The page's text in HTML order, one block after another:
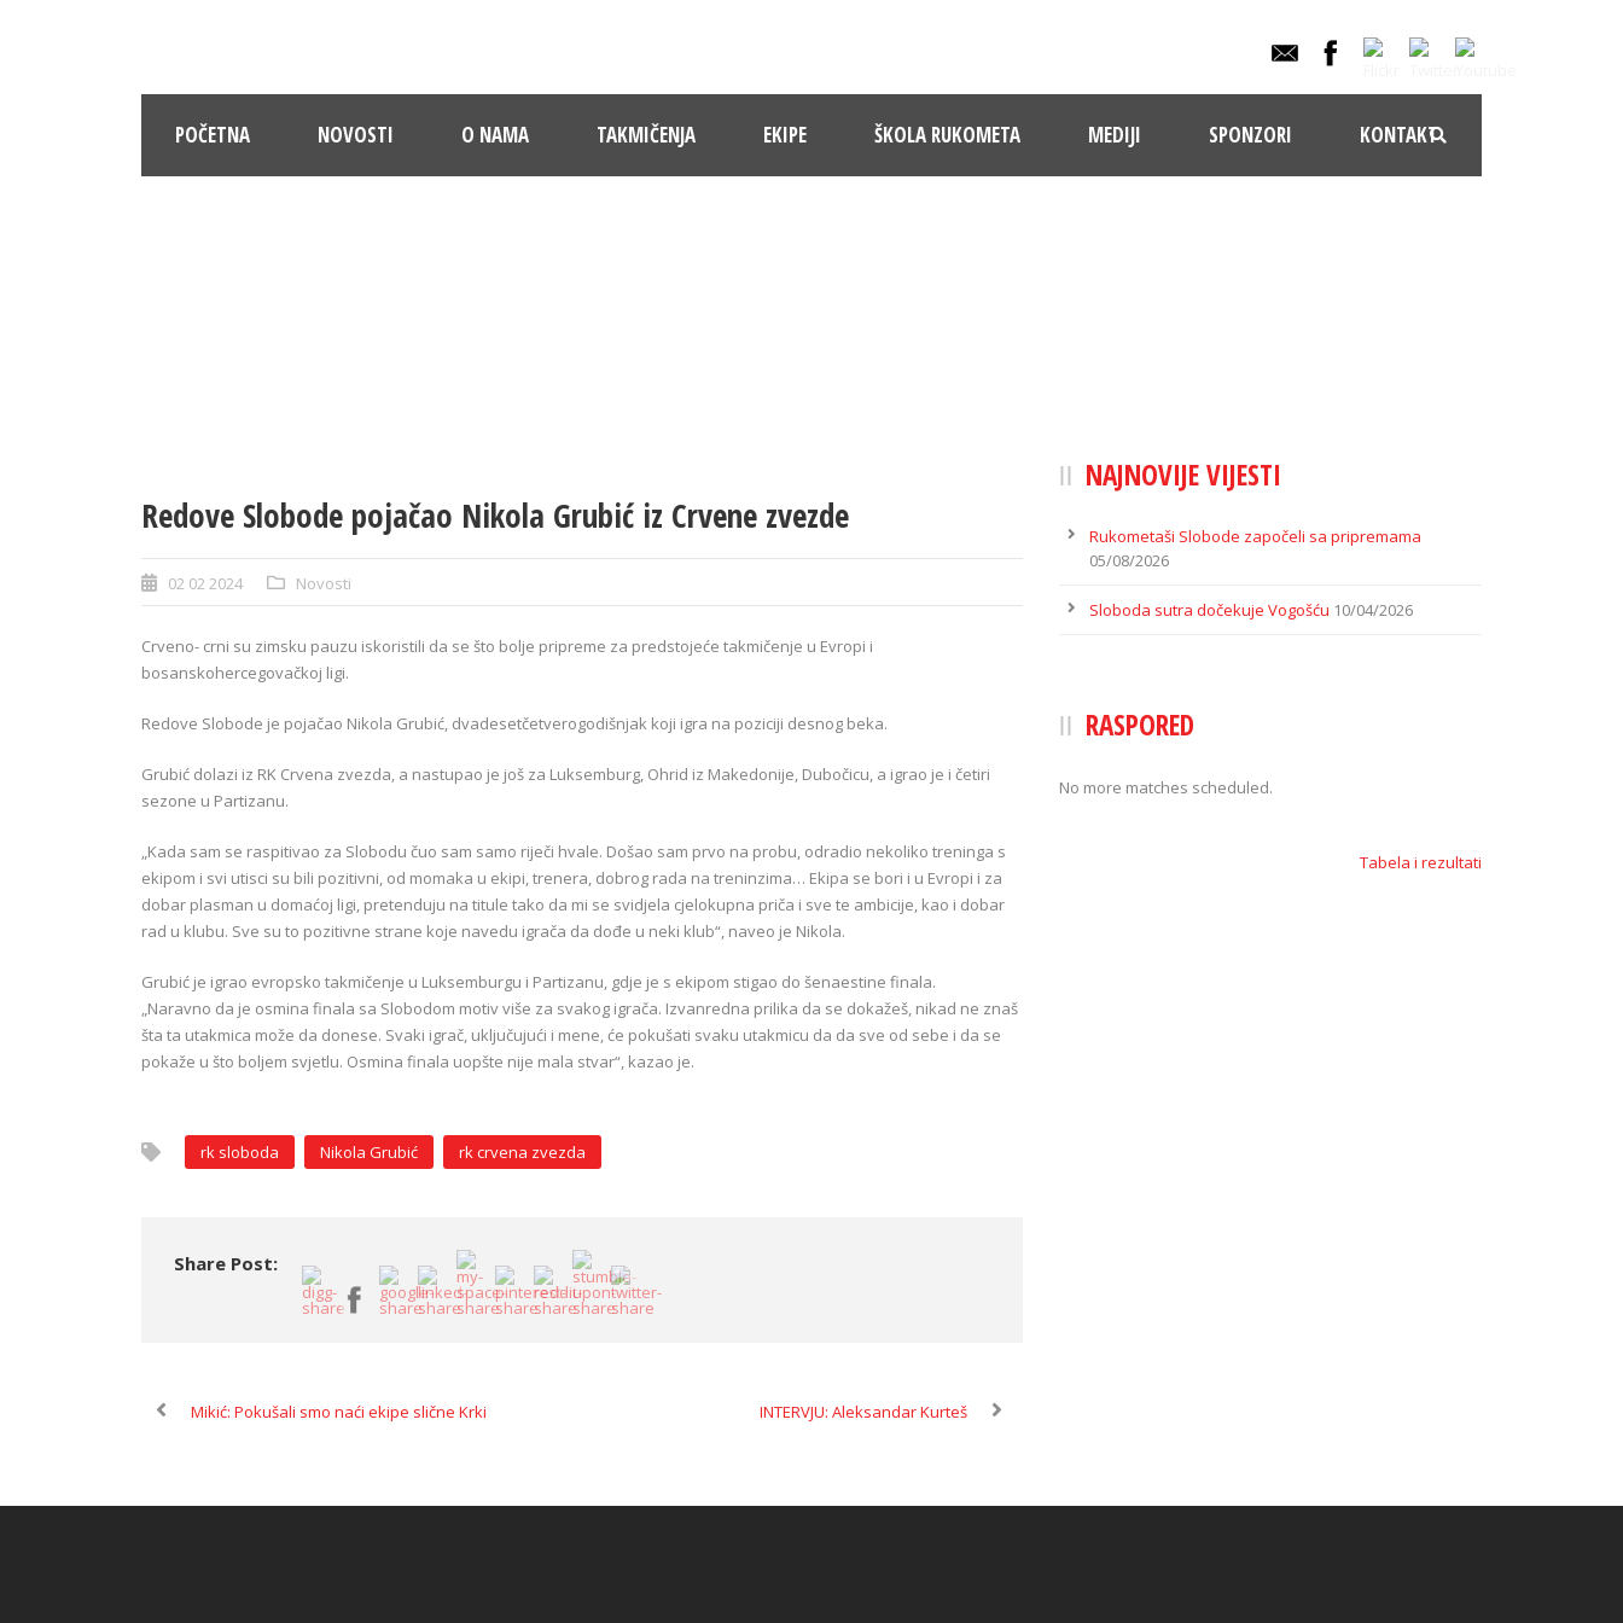
POČETNA NOVOSTI O NAMA TAKMIČENJA EKIPE ŠKOLA RUKOMETA MEDIJI SPONZORI KONTAKT
Redove Slobode pojačao Nikola Grubić iz Crvene zvezde
02 02 2024 Novosti
Crveno- crni su zimsku pauzu iskoristili da se što bolje pripreme za predstojeće takmičenje u Evropi i
bosanskohercegovačkoj ligi.
Redove Slobode je pojačao Nikola Grubić, dvadesetčetverogodišnjak koji igra na poziciji desnog beka.
Grubić dolazi iz RK Crvena zvezda, a nastupao je još za Luksemburg, Ohrid iz Makedonije, Dubočicu, a igrao je i četiri
sezone u Partizanu.
„Kada sam se raspitivao za Slobodu čuo sam samo riječi hvale. Došao sam prvo na probu, odradio nekoliko treninga s
ekipom i svi utisci su bili pozitivni, od momaka u ekipi, trenera, dobrog rada na treninzima… Ekipa se bori i u Evropi i za
dobar plasman u domaćoj ligi, pretenduju na titule tako da mi se svidjela cjelokupna priča i sve te ambicije, kao i dobar
rad u klubu. Sve su to pozitivne strane koje navedu igrača da dođe u neki klub“, naveo je Nikola.
Grubić je igrao evropsko takmičenje u Luksemburgu i Partizanu, gdje je s ekipom stigao do šenaestine finala.
„Naravno da je osmina finala sa Slobodom motiv više za svakog igrača. Izvanredna prilika da se dokažeš, nikad ne znaš
šta ta utakmica može da donese. Svaki igrač, uključujući i mene, će pokušati svaku utakmicu da da sve od sebe i da se
pokaže u što boljem svjetlu. Osmina finala uopšte nije mala stvar“, kazao je.
rk sloboda Nikola Grubić rk crvena zvezda
Share Post:
Mikić: Pokušali smo naći ekipe slične Krki INTERVJU: Aleksandar Kurteš
NAJNOVIJE VIJESTI
Rukometaši Slobode započeli sa pripremama
05/08/2026
Sloboda sutra dočekuje Vogošću 10/04/2026
RASPORED
No more matches scheduled.
Tabela i rezultati